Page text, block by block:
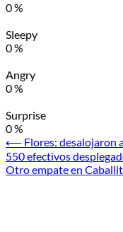
0%
Sleepy
0%
Angry
0%
Surprise
0%
Navegación
de
⟵ Flores: desalojaron
550 efectivos
Otro empate en